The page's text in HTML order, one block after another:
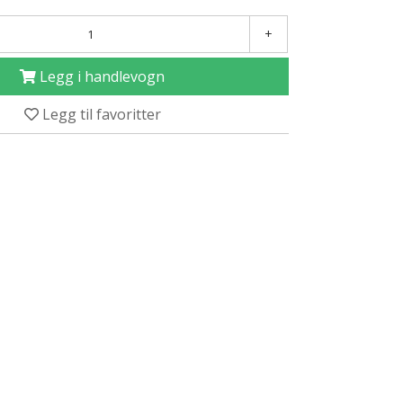
+
Legg i handlevogn
Legg til favoritter